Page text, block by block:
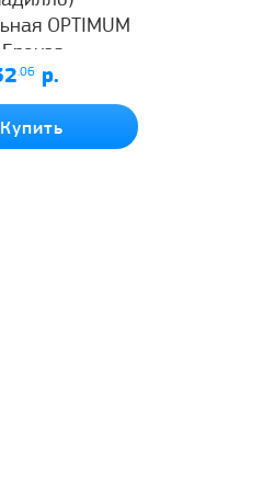
OPTIMUM
Бронза
.06 р.
Купить